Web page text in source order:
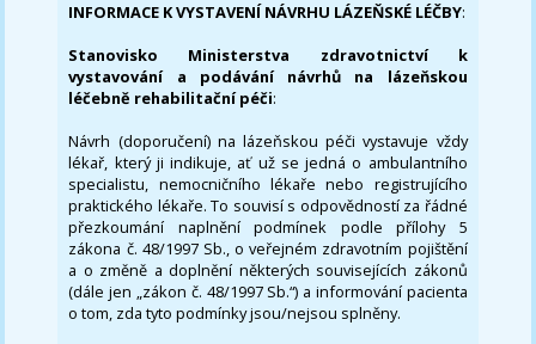
INFORMACE K VYSTAVENÍ NÁVRHU LÁZEŇSKÉ LÉČBY:
Stanovisko Ministerstva zdravotnictví k
vystavování a podávání návrhů na lázeňskou
léčebně rehabilitační péči:
Návrh (doporučení) na lázeňskou péči vystavuje vždy
lékař, který ji indikuje, ať už se jedná o ambulantního
specialistu, nemocničního lékaře nebo registrujícího
praktického lékaře. To souvisí s odpovědností za řádné
přezkoumání naplnění podmínek podle přílohy 5
zákona č. 48/1997 Sb., o veřejném zdravotním pojištění
a o změně a doplnění některých souvisejících zákonů
(dále jen „zákon č. 48/1997 Sb.“) a informování pacienta
o tom, zda tyto podmínky jsou/nejsou splněny.